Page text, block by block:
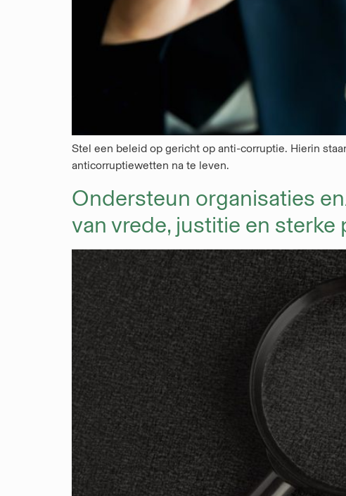
Stel een beleid op gericht op anti-corruptie. Hierin
anticorruptiewetten na te leven.
Ondersteun organisaties
van vrede, justitie en